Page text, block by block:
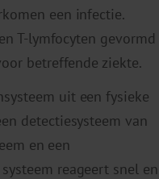
een infectie.
T-lymfocyten gevormd
betreffende ziekte.
uit een fysieke
detectiesysteem van
en een
reageert snel en